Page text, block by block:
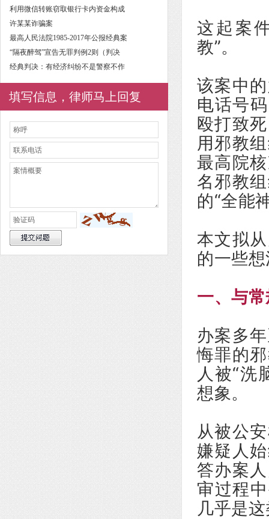
利用微信转账窃取银行卡内资金构成
许某某诈骗案
最高人民法院1985-2017年公报经典案
“隔夜醉驾”宣告无罪判例2则（判决
经典判决：有经济纠纷不是警察不作
填写信息，律师马上回复
这起案
教”。
该案中
电话号
殴打致
用邪教
最高院
名邪教
的“全能
本文拟
的一些
一、与
办案多
悔罪的
人被“洗
想象。
从被公
嫌疑人
答办案
审过程
几乎是